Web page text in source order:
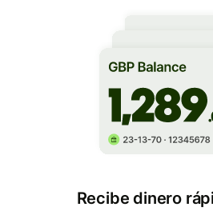
Recibe dinero